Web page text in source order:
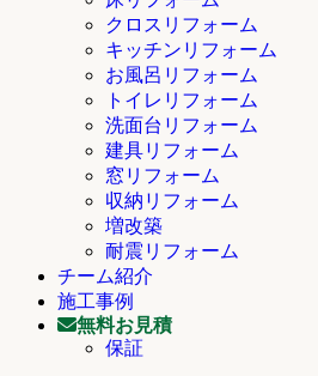
クロスリフォーム
キッチンリフォーム
お風呂リフォーム
トイレリフォーム
洗面台リフォーム
建具リフォーム
窓リフォーム
収納リフォーム
増改築
耐震リフォーム
チーム紹介
施工事例
無料お見積
保証